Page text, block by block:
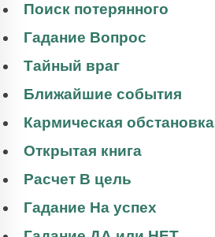
Поиск потерянного
Гадание Вопрос
Тайный враг
Ближайшие события
Кармическая обстановка
Открытая книга
Расчет В цель
Гадание На успех